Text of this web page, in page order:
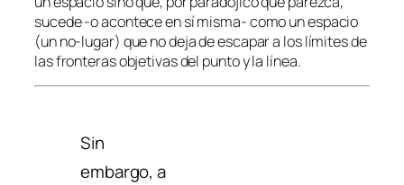
sucede -o acontece en sí misma- como un espacio
(un no-lugar) que no deja de escapar a los límites de
las fronteras objetivas del punto y la línea.
Sin
embargo, a